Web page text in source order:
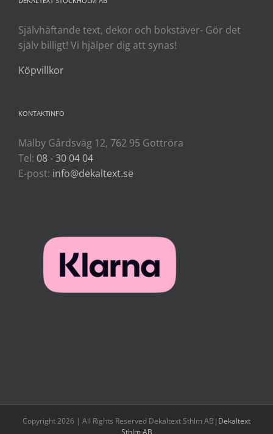
Självhäftande text, dekor och bokstäver- Gör det
själv billigt! Vi hjälper dig att synas!
Köpvillkor
KONTAKTINFO
Mälby Gårdsväg 12, 762 95 Gottröra
Tel: 08 - 30 04 04
E-post: info@dekaltext.se
Copyright 2026 | All Rights Reserved Dekaltext Sthlm AB| Dekaltext